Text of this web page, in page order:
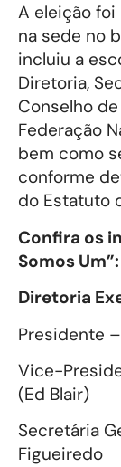
A eleição
na sede no
incluiu a
Diretoria,
Conselho
Federação
bem como
conforme
do Estatuto
Confira os
Somos Um”:
Diretoria
Presidente
Vice-
(Ed Blair)
Secretária
Figueiredo